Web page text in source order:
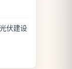
伏建设